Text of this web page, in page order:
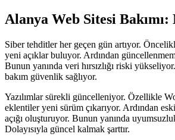
Alanya Web Sitesi
Siber tehditler her geçen gün artıyor.
yeni açıklar buluyor. Ardından
Bunun yanında veri hırsızlığı riski
bakım güvenlik sağlıyor.
Yazılımlar sürekli güncelleniyor. Özellikle
eklentiler yeni sürüm çıkarıyor. Ardından
açığı oluşturuyor. Bunun yanında
Dolayısıyla güncel kalmak şarttır.